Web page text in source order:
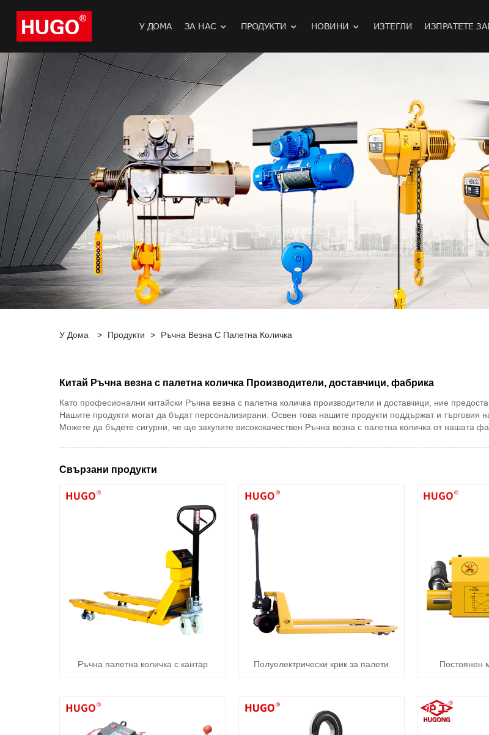
У ДОМА ЗА НАС ПРОДУКТИ НОВИНИ ИЗТЕГЛИ ИЗПРАТЕТЕ
У Дома > Продукти > Ръчна Везна С Палетна Количка
Китай Ръчна везна с палетна количка Производители, доставчици, фабрика
Като професионални китайски Ръчна везна с палетна количка производители и доставчици, ние
Нашите продукти могат да бъдат персонализирани. Освен това нашите продукти поддържат и
Можете да бъдете сигурни, че ще закупите висококачествен Ръчна везна с палетна количка от нашата
Свързани продукти
Ръчна палетна количка с кантар Полуелектрически крик за палети Постоянен